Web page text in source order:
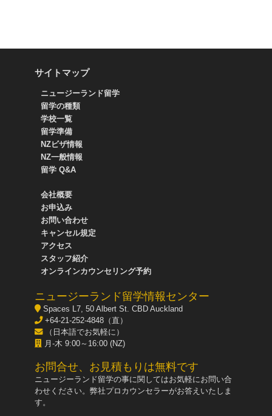
サイトマップ
ニュージーランド留学
留学の種類
学校一覧
留学準備
NZビザ情報
NZ一般情報
留学 Q&A
会社概要
お申込み
お問い合わせ
キャンセル規定
アクセス
スタッフ紹介
オンラインカウンセリング予約
ニュージーランド留学情報センター
Spaces L7, 50 Albert St. CBD Auckland
+64-21-252-4848（直）
（日本語でお気軽に）
月-木 9:00～16:00 (NZ)
お問合せ、お見積もりは無料です
ニュージーランド留学の事に関してはお気軽にお問い合
わせください。弊社プロカウンセラーがお答えいたしま
す。